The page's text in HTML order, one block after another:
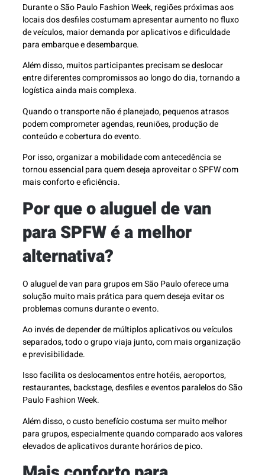
Durante o São Paulo Fashion Week, regiões próximas aos
locais dos desfiles costumam apresentar aumento no fluxo
de veículos, maior demanda por aplicativos e dificuldade
para embarque e desembarque.
Além disso, muitos participantes precisam se deslocar
entre diferentes compromissos ao longo do dia, tornando a
logística ainda mais complexa.
Quando o transporte não é planejado, pequenos atrasos
podem comprometer agendas, reuniões, produção de
conteúdo e cobertura do evento.
Por isso, organizar a mobilidade com antecedência se
tornou essencial para quem deseja aproveitar o SPFW com
mais conforto e eficiência.
Por que o aluguel de van
para SPFW é a melhor
alternativa?
O aluguel de van para grupos em São Paulo oferece uma
solução muito mais prática para quem deseja evitar os
problemas comuns durante o evento.
Ao invés de depender de múltiplos aplicativos ou veículos
separados, todo o grupo viaja junto, com mais organização
e previsibilidade.
Isso facilita os deslocamentos entre hotéis, aeroportos,
restaurantes, backstage, desfiles e eventos paralelos do São
Paulo Fashion Week.
Além disso, o custo benefício costuma ser muito melhor
para grupos, especialmente quando comparado aos valores
elevados de aplicativos durante horários de pico.